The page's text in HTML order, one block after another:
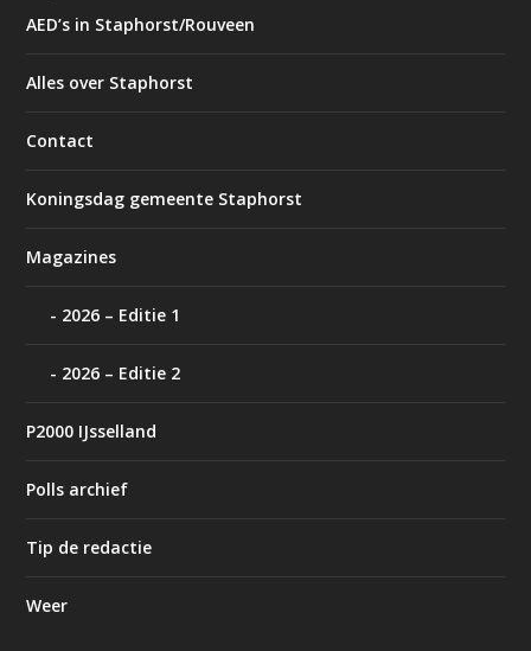
AED’s in Staphorst/Rouveen
Alles over Staphorst
Contact
Koningsdag gemeente Staphorst
Magazines
2026 – Editie 1
2026 – Editie 2
P2000 IJsselland
Polls archief
Tip de redactie
Weer